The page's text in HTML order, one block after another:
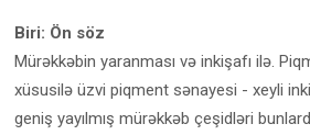
Biri: Ön söz
Mürəkkəbin yaranması və inkişafı ilə.
xüsusilə üzvi piqment sənayesi - xeyli
geniş yayılmış mürəkkəb çeşidləri